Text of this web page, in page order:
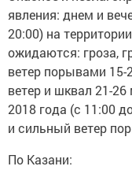
явления: днем и
20:00) на
ожидаются: гроза,
ветер порывами
ветер и шквал 21-
2018 года (с 11:00
и сильный ветер
По Казани: